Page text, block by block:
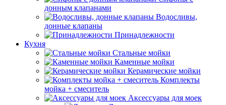
донным клапанами
Водосливы,
донные клапаны
Принадлежности
Кухня
Стальные мойки
Каменные мойки
Керамические мойки
Комплекты
мойка + смеситель
Аксессуары для моек